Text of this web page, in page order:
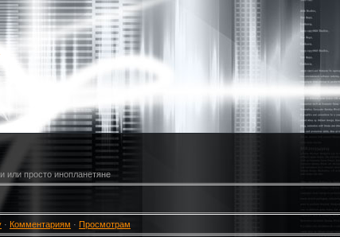
или просто инопланетяне
· Комментариям · Просмотрам